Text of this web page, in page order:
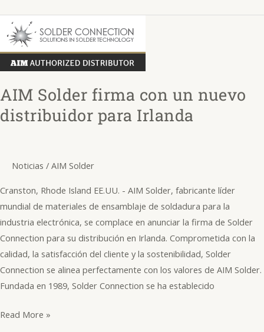
AIM Solder firma con un nuevo
distribuidor para Irlanda
Noticias / AIM Solder
Cranston, Rhode Island EE.UU. - AIM Solder, fabricante líder
mundial de materiales de ensamblaje de soldadura para la
industria electrónica, se complace en anunciar la firma de Solder
Connection para su distribución en Irlanda. Comprometida con la
calidad, la satisfacción del cliente y la sostenibilidad, Solder
Connection se alinea perfectamente con los valores de AIM Solder.
Fundada en 1989, Solder Connection se ha establecido
AIM
Solder
firma
con
un
nuevo
distribuidor
Read More »